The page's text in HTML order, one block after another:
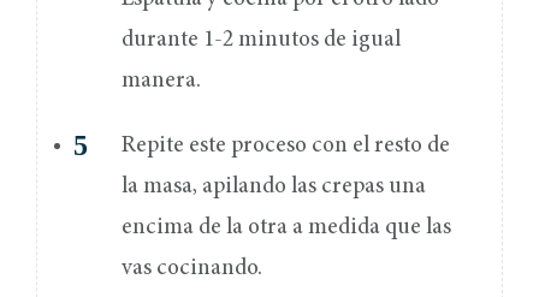
durante 1-2 minutos de igual
manera.
Repite este proceso con el resto de
la masa, apilando las crepas una
encima de la otra a medida que las
vas cocinando.